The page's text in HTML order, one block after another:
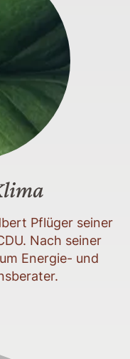
Pflüger seiner
Nach seiner
Energie- und